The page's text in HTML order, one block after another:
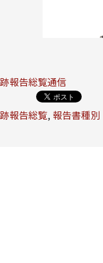
報告総覧通信
報告総覧, 報告書種別